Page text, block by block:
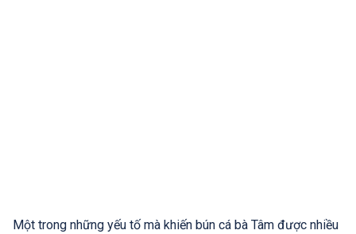
Một trong những yếu tố mà khiến bún cá bà Tâm được nhiều